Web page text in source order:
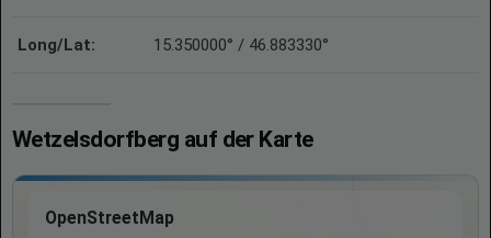
Long/Lat: 15.350000° / 46.883330°
Wetzelsdorfberg auf der Karte
OpenStreetMap